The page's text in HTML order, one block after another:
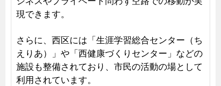
現できます。
さらに、西区には「生涯学習総合センター（ち
えりあ）」や「西健康づくりセンター」などの
施設も整備されており、市民の活動の場として
利用されています。